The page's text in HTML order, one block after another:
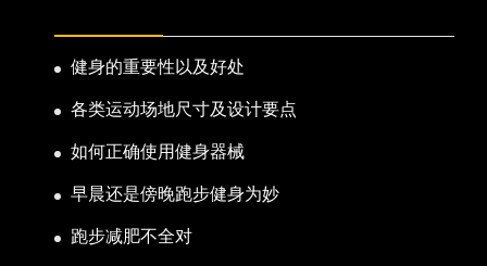
健身的重要性以及好处
各类运动场地尺寸及设计要点
如何正确使用健身器械
早晨还是傍晚跑步健身为妙
跑步减肥不全对